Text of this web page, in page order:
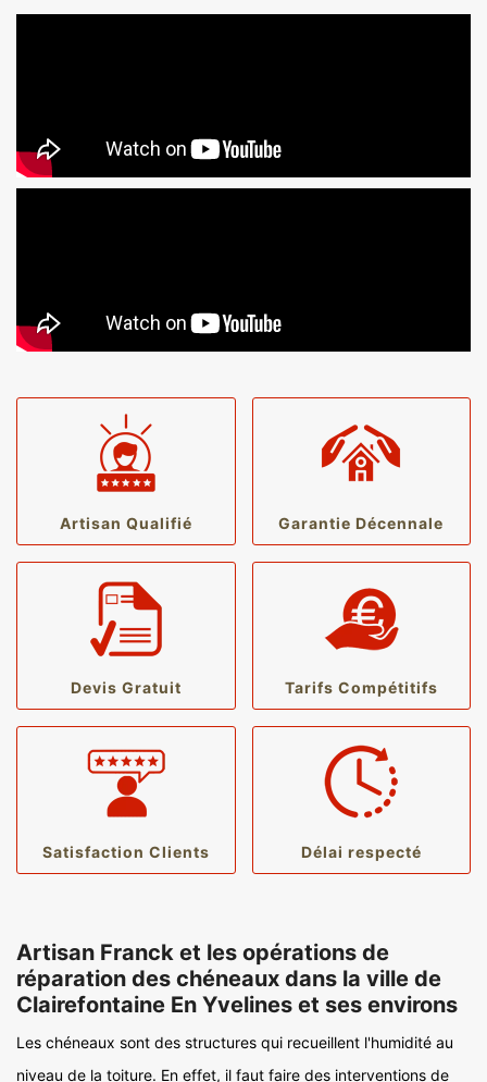
Artisan Qualifié Garantie Décennale
Devis Gratuit Tarifs Compétitifs
Satisfaction Clients Délai respecté
Artisan Franck et les opérations de
réparation des chéneaux dans la ville de
Clairefontaine En Yvelines et ses environs
Les chéneaux sont des structures qui recueillent l'humidité au
niveau de la toiture. En effet, il faut faire des interventions de